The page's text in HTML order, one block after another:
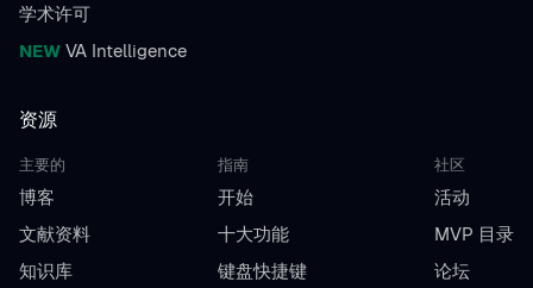
学术许可
NEW VA Intelligence
资源
主要的
博客
文献资料
知识库
指南
开始
十大功能
键盘快捷键
社区
活动
MVP 目录
论坛